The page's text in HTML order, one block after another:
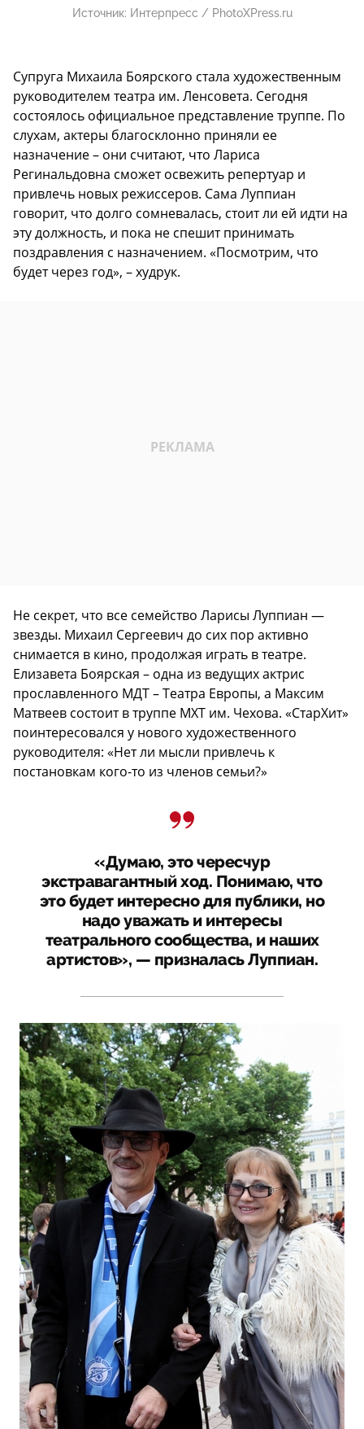
Источник: Интерпресс / PhotoXPress.ru
Супруга Михаила Боярского стала художественным
руководителем театра им. Ленсовета. Сегодня
состоялось официальное представление труппе. По
слухам, актеры благосклонно приняли ее
назначение – они считают, что Лариса
Регинальдовна сможет освежить репертуар и
привлечь новых режиссеров. Сама Луппиан
говорит, что долго сомневалась, стоит ли ей идти на
эту должность, и пока не спешит принимать
поздравления с назначением. «Посмотрим, что
будет через год», – худрук.
Не секрет, что все семейство Ларисы Луппиан —
звезды. Михаил Сергеевич до сих пор активно
снимается в кино, продолжая играть в театре.
Елизавета Боярская – одна из ведущих актрис
прославленного МДТ – Театра Европы, а Максим
Матвеев состоит в труппе МХТ им. Чехова. «СтарХит»
поинтересовался у нового художественного
руководителя: «Нет ли мысли привлечь к
постановкам кого-то из членов семьи?»
«Думаю, это чересчур
экстравагантный ход. Понимаю, что
это будет интересно для публики, но
надо уважать и интересы
театрального сообщества, и наших
артистов», — призналась Луппиан.